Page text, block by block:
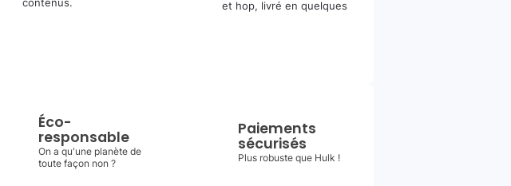
contenus.
et hop, livré en quelques jours.
Éco-
responsable
On a qu'une planète de
toute façon non ?
Paiements
sécurisés
Plus robuste que Hulk !